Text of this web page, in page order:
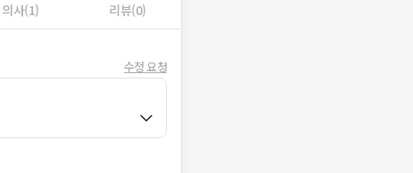
의사(1) 리뷰(0)
수정 요청